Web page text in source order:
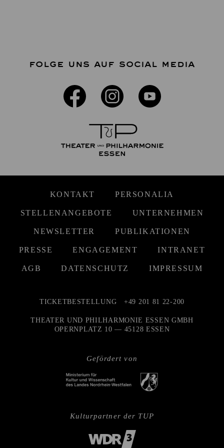
FOLGE UNS AUF SOCIAL MEDIA
KONTAKT PERSONALIA
STELLENANGEBOTE UNTERNEHMEN
NEWSLETTER PUBLIKATIONEN
PRESSE ENGAGEMENT INTRANET
AGB DATENSCHUTZ IMPRESSUM
Gefördert von
TICKETBESTELLUNG +49 201 81 22-200
THEATER UND PHILHARMONIE ESSEN GMBH
OPERNPLATZ 10 — 45128 ESSEN
Kulturpartner der TUP